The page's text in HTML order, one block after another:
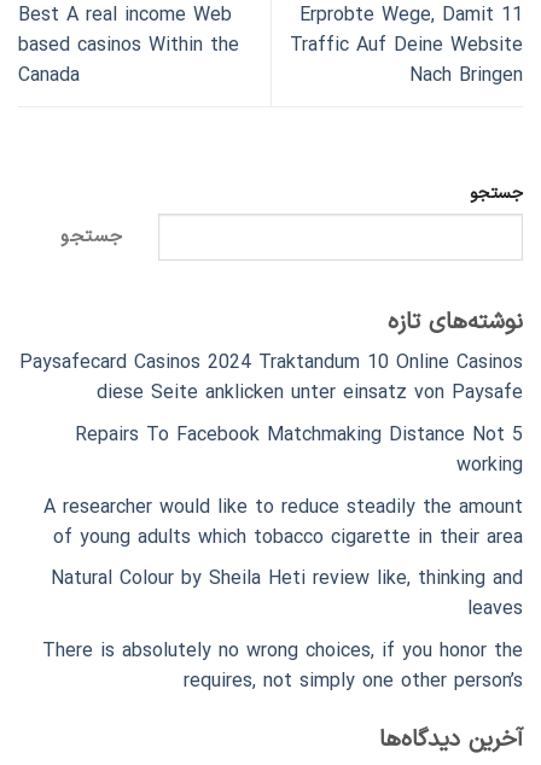
11 Erprobte Wege, Damit
Traffic Auf Deine Website
Nach Bringen
Best A real income Web
based casinos Within the
Canada
جستجو
جستجو
نوشته‌های تازه
Paysafecard Casinos 2024 Traktandum 10 Online Casinos
diese Seite anklicken unter einsatz von Paysafe
5 Repairs To Facebook Matchmaking Distance Not
working
A researcher would like to reduce steadily the amount
of young adults which tobacco cigarette in their area
Natural Colour by Sheila Heti review like, thinking and
leaves
There is absolutely no wrong choices, if you honor the
requires, not simply one other person’s
آخرین دیدگاه‌ها